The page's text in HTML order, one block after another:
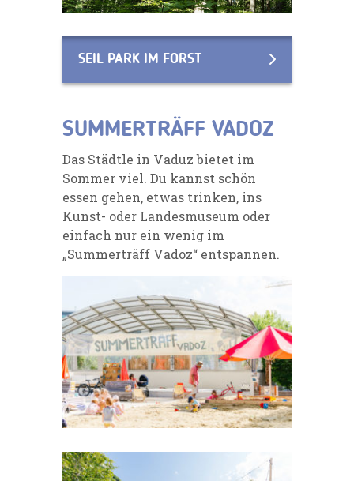
SEIL PARK IM FORST
SUMMERTRÄFF VADOZ
Das Städtle in Vaduz bietet im
Sommer viel. Du kannst schön
essen gehen, etwas trinken, ins
Kunst- oder Landesmuseum oder
einfach nur ein wenig im
„Summerträff Vadoz“ entspannen.